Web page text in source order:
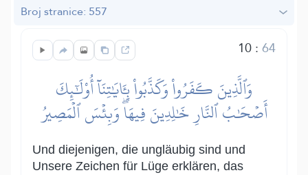
Broj stranice: 557
10:64
وَٱلَّذِينَ كَفَرُواْ وَكَذَّبُواْ بِـَٔايَٰتِنَآ أُوْلَٰٓئِكَ
أَصۡحَٰبُ ٱلنَّارِ خَٰلِدِينَ فِيهَاۖ وَبِئۡسَ ٱلۡمَصِيرُ
Und diejenigen, die ungläubig sind und
Unsere Zeichen für Lüge erklären, das